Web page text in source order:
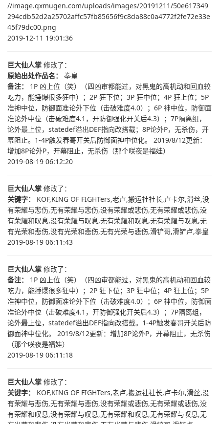
//image.qxmugen.com/uploads/images/20191211/50e617349
294cdb52d2a25702affc57fb85656f9c8da88c0a4772f2fe72e33e
45f79dc00.png
2019-12-11 19:01:36
巨大仙人掌 修改了：
原始出处作品名： 拳皇
备注： 1P 凶上位（笑）（四凶审都能过，对黑鬼的高机动和回血较
吃力，能捶爆很多狂中）；2P 狂下位；3P 狂中位；4P 狂上位；5P
准神中位，防御面准论外下位（击破难度4.0）；6P 神中位，防御面
准论外中位（击破难度4.1，开防御强化开关后4.3）；7P隔离组，
论外最上位，statedef溢出DEF指向改搭载；8P论外P，无杀伤，开
幕阻止。1-4P触发春哥开关后防御面神中位化。 2019/8/12更新：
增加8P论外P，开幕阻止，无杀伤（那个咲夜是福娃）
2019-08-19 06:12:20
巨大仙人掌 修改了：
关键字： KOF,KING OF FIGHTers,老卢,搬运社社长,卢卡尔,滑丝,没
有荣耀与悲伤,无有荣耀与悲伤,没有荣耀或悲伤,无有荣耀或悲伤,没
有荣耀和叹息,没有荣耀与叹息,无有荣耀和叹息,无有荣耀与叹息,无
有光荣和悲伤,没有光荣和悲伤,无有光荣与悲伤,滑铲哥,滑铲卢,拳皇
2019-08-19 06:11:43
巨大仙人掌 修改了：
备注： 1P 凶上位（笑）（四凶审都能过，对黑鬼的高机动和回血较
吃力，能捶爆很多狂中）；2P 狂下位；3P 狂中位；4P 狂上位；5P
准神中位，防御面准论外下位（击破难度4.0）；6P 神中位，防御面
准论外中位（击破难度4.1，开防御强化开关后4.3）；7P隔离组，
论外最上位，statedef溢出DEF指向改搭载。1-4P触发春哥开关后防
御面神中位化。 2019/8/12更新：增加8P论外P，开幕阻止，无杀伤
（那个咲夜是福娃）
2019-08-19 06:11:18
巨大仙人掌 修改了：
关键字： KOF,KING OF FIGHTers,老卢,搬运社社长,卢卡尔,滑丝,没
有荣耀与悲伤,无有荣耀与悲伤,没有荣耀或悲伤,无有荣耀或悲伤,没
有荣耀和叹息,没有荣耀与叹息,无有荣耀和叹息,无有荣耀与叹息,无